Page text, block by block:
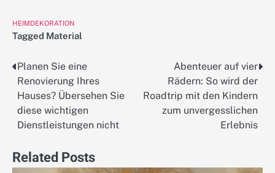
HEIMDEKORATION
Tagged Material
Post
navigation
Planen Sie eine
Renovierung Ihres
Hauses? Übersehen Sie
diese wichtigen
Dienstleistungen nicht
Abenteuer auf vier
Rädern: So wird der
Roadtrip mit den Kindern
zum unvergesslichen
Erlebnis
Related Posts